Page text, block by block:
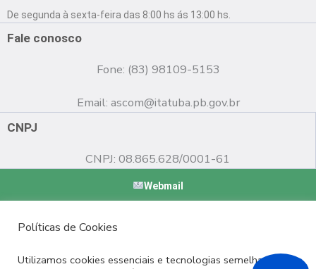
o
o
b
e
g
r
De segunda à sexta-feira das 8:00 hs ás 13:00 hs.
Fale conosco
Fone: (83) 98109-5153
Email: ascom@itatuba.pb.gov.br
CNPJ
CNPJ: 08.865.628/0001-61
Webmail
Políticas de Cookies
Utilizamos cookies essenciais e tecnologias semelhantes de